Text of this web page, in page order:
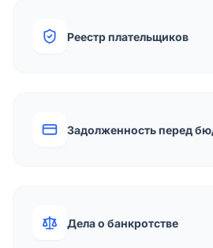
Реестр плательщиков
Задолженность перед
Дела о банкротстве